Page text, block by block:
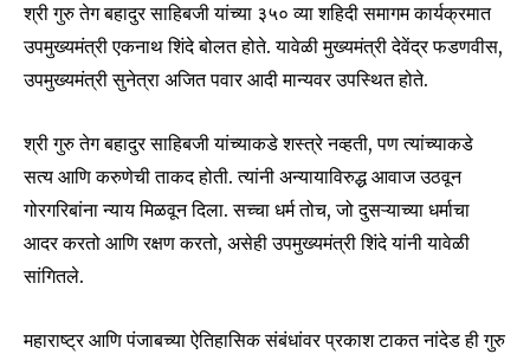
श्री गुरु तेग बहादुर साहिबजी यांच्या ३५० व्या शहिदी समागम कार्यक्रमात
उपमुख्यमंत्री एकनाथ शिंदे बोलत होते. यावेळी मुख्यमंत्री देवेंद्र फडणवीस,
उपमुख्यमंत्री सुनेत्रा अजित पवार आदी मान्यवर उपस्थित होते.
श्री गुरु तेग बहादुर साहिबजी यांच्याकडे शस्त्रे नव्हती, पण त्यांच्याकडे
सत्य आणि करुणेची ताकद होती. त्यांनी अन्यायाविरुद्ध आवाज उठवून
गोरगरिबांना न्याय मिळवून दिला. सच्चा धर्म तोच, जो दुसऱ्याच्या धर्माचा
आदर करतो आणि रक्षण करतो, असेही उपमुख्यमंत्री शिंदे यांनी यावेळी
सांगितले.
महाराष्ट्र आणि पंजाबच्या ऐतिहासिक संबंधांवर प्रकाश टाकत नांदेड ही गुरु